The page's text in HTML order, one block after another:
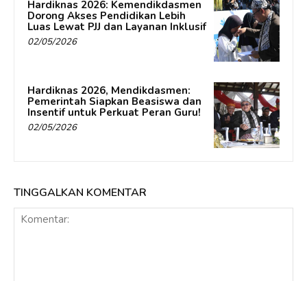
Hardiknas 2026: Kemendikdasmen
Dorong Akses Pendidikan Lebih
Luas Lewat PJJ dan Layanan Inklusif
02/05/2026
Hardiknas 2026, Mendikdasmen:
Pemerintah Siapkan Beasiswa dan
Insentif untuk Perkuat Peran Guru!
02/05/2026
TINGGALKAN KOMENTAR